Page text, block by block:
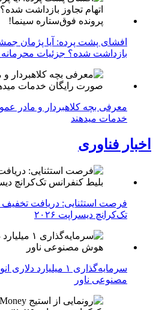
افشای پشت پرده: آیا پژمان
بازداشت شده؟ جزئیات محرمانه
معرفی بچه کلاهبردار و مادر
خدمات میدهند
اخبار فناوری
تک‌کرانچ دیسراپت ۲۰۲۶
سرمایه‌گذاری ۱
مصنوعی ناور